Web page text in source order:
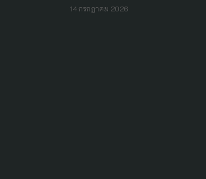
14 กรกฎาคม 2026